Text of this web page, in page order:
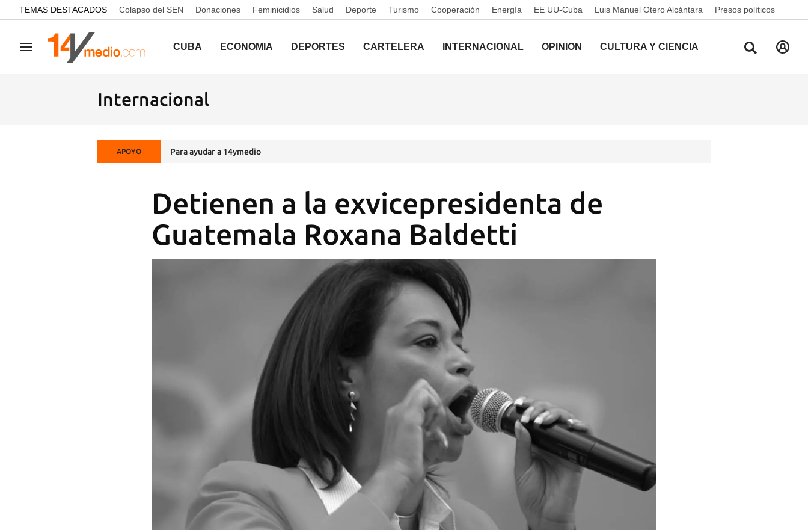
common.go-to-content
TEMAS DESTACADOS Colapso del SEN Donaciones Feminicidios Salud Deporte Turismo Cooperación Energía EE UU-Cuba Luis Manuel Otero Alcántara Presos políticos
Navegación CUBA ECONOMÍA DEPORTES CARTELERA INTERNACIONAL OPINIÓN CULTURA Y CIENCIA
Internacional
APOYO Para ayudar a 14ymedio
Detienen a la exvicepresidenta de
Guatemala Roxana Baldetti